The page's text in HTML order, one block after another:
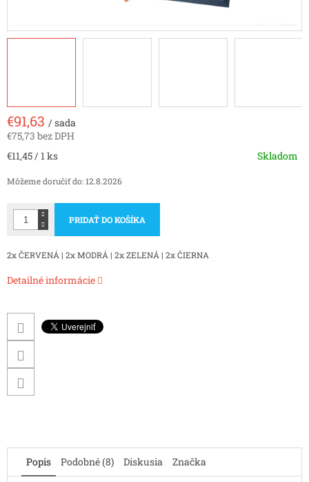
€91,63 / sada
€75,73 bez DPH
Jednotková
€11,45 / 1 ks Skladom
Môžeme doručiť do:12.8.2026
PRIDAŤ DO KOŠÍKA
2x ČERVENÁ | 2x MODRÁ | 2x ZELENÁ | 2x ČIERNA
Detailné informácie
Popis Podobné (8) Diskusia Značka